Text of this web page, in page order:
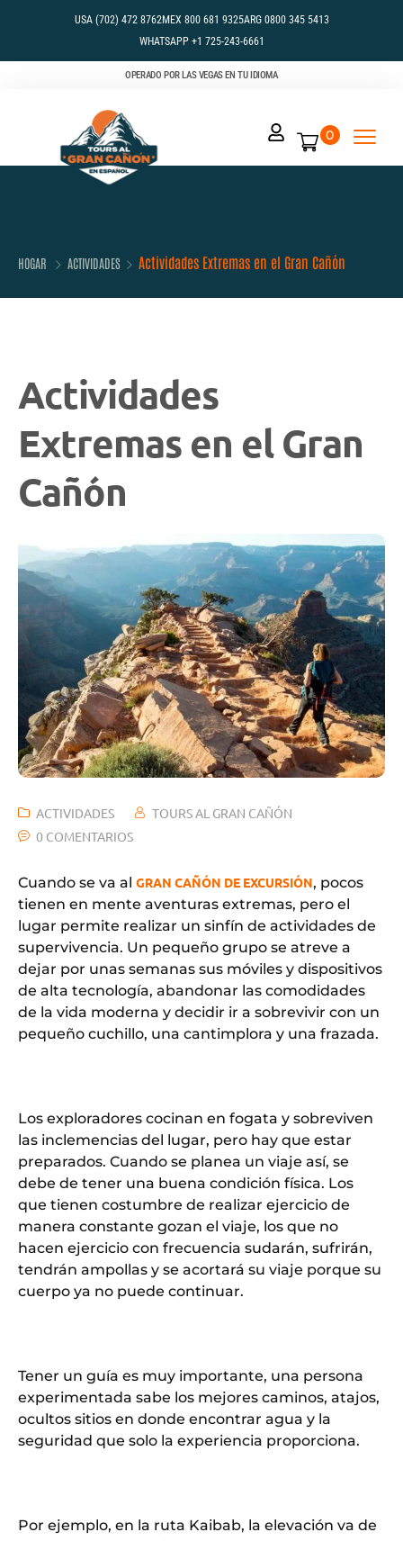
USA (702) 472 8762MEX 800 681 9325ARG 0800 345 5413
WHATSAPP +1 725-243-6661
OPERADO POR LAS VEGAS EN TU IDIOMA
0
HOGAR ACTIVIDADES Actividades Extremas en el Gran Cañón
Actividades
Extremas en el Gran
Cañón
ACTIVIDADES
TOURS AL GRAN CAÑÓN
0 COMENTARIOS
Cuando se va al GRAN CAÑÓN DE EXCURSIÓN, pocos
tienen en mente aventuras extremas, pero el
lugar permite realizar un sinfín de actividades de
supervivencia. Un pequeño grupo se atreve a
dejar por unas semanas sus móviles y dispositivos
de alta tecnología, abandonar las comodidades
de la vida moderna y decidir ir a sobrevivir con un
pequeño cuchillo, una cantimplora y una frazada.
Los exploradores cocinan en fogata y sobreviven
las inclemencias del lugar, pero hay que estar
preparados. Cuando se planea un viaje así, se
debe de tener una buena condición física. Los
que tienen costumbre de realizar ejercicio de
manera constante gozan el viaje, los que no
hacen ejercicio con frecuencia sudarán, sufrirán,
tendrán ampollas y se acortará su viaje porque su
cuerpo ya no puede continuar.
Tener un guía es muy importante, una persona
experimentada sabe los mejores caminos, atajos,
ocultos sitios en donde encontrar agua y la
seguridad que solo la experiencia proporciona.
Por ejemplo, en la ruta Kaibab, la elevación va de